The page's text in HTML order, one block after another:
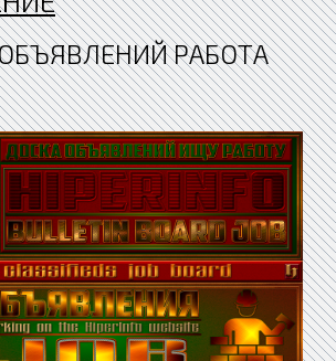
РАБОТА